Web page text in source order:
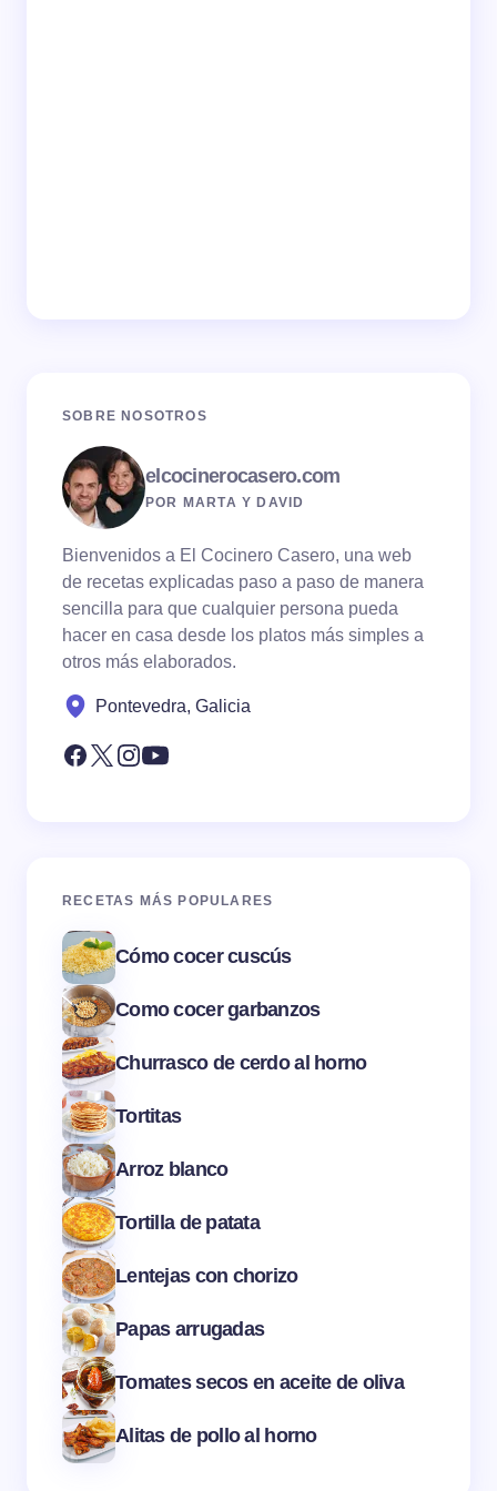
SOBRE NOSOTROS
elcocinerocasero.com
POR MARTA Y DAVID
Bienvenidos a El Cocinero Casero, una web
de recetas explicadas paso a paso de manera
sencilla para que cualquier persona pueda
hacer en casa desde los platos más simples a
otros más elaborados.
Pontevedra, Galicia
RECETAS MÁS POPULARES
Cómo cocer cuscús
Como cocer garbanzos
Churrasco de cerdo al horno
Tortitas
Arroz blanco
Tortilla de patata
Lentejas con chorizo
Papas arrugadas
Tomates secos en aceite de oliva
Alitas de pollo al horno